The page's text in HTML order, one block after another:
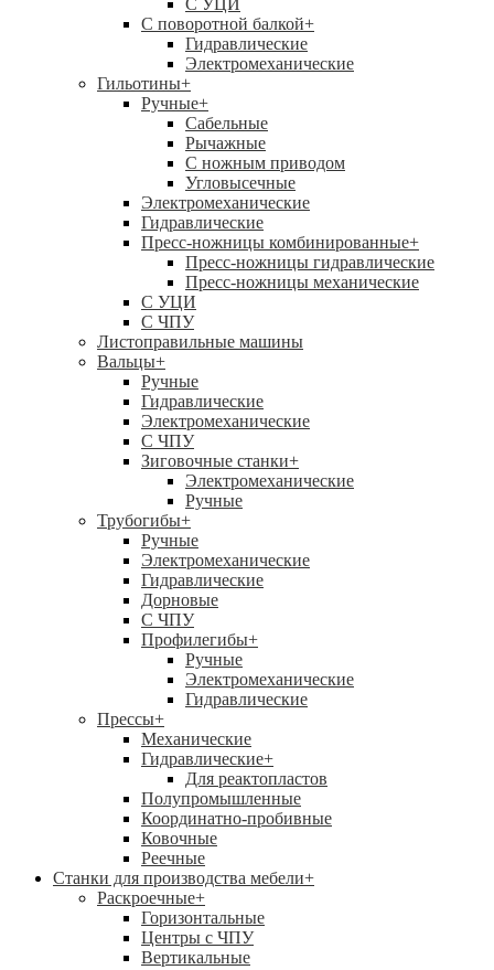
С УЦИ
С поворотной балкой+
Гидравлические
Электромеханические
Гильотины+
Ручные+
Сабельные
Рычажные
С ножным приводом
Угловысечные
Электромеханические
Гидравлические
Пресс-ножницы комбинированные+
Пресс-ножницы гидравлические
Пресс-ножницы механические
С УЦИ
С ЧПУ
Листоправильные машины
Вальцы+
Ручные
Гидравлические
Электромеханические
С ЧПУ
Зиговочные станки+
Электромеханические
Ручные
Трубогибы+
Ручные
Электромеханические
Гидравлические
Дорновые
С ЧПУ
Профилегибы+
Ручные
Электромеханические
Гидравлические
Прессы+
Механические
Гидравлические+
Для реактопластов
Полупромышленные
Координатно-пробивные
Ковочные
Реечные
Станки для производства мебели+
Раскроечные+
Горизонтальные
Центры с ЧПУ
Вертикальные